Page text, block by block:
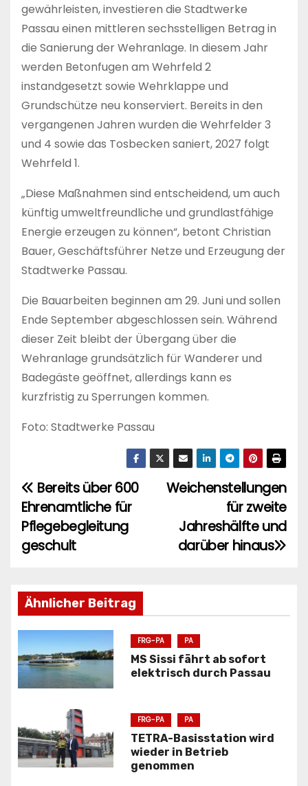
gewährleisten, investieren die Stadtwerke
Passau einen mittleren sechsstelligen Betrag in
die Sanierung der Wehranlage. In diesem Jahr
werden Betonfugen am Wehrfeld 2
instandgesetzt sowie Wehrklappe und
Grundschütze neu konserviert. Bereits in den
vergangenen Jahren wurden die Wehrfelder 3
und 4 sowie das Tosbecken saniert, 2027 folgt
Wehrfeld 1.
„Diese Maßnahmen sind entscheidend, um auch
künftig umweltfreundliche und grundlastfähige
Energie erzeugen zu können“, betont Christian
Bauer, Geschäftsführer Netze und Erzeugung der
Stadtwerke Passau.
Die Bauarbeiten beginnen am 29. Juni und sollen
Ende September abgeschlossen sein. Während
dieser Zeit bleibt der Übergang über die
Wehranlage grundsätzlich für Wanderer und
Badegäste geöffnet, allerdings kann es
kurzfristig zu Sperrungen kommen.
Foto: Stadtwerke Passau
B
e
i
r
a
g
s
a
v
Weichenstellungen
für zweite
Jahreshälfte und
darüber hinaus
Bereits über 600
Ehrenamtliche für
Pflegebegleitung
geschult
Ähnlicher Beitrag
FRG-PA PA
MS Sissi fährt ab sofort
elektrisch durch Passau
FRG-PA PA
TETRA-Basisstation wird
wieder in Betrieb
genommen